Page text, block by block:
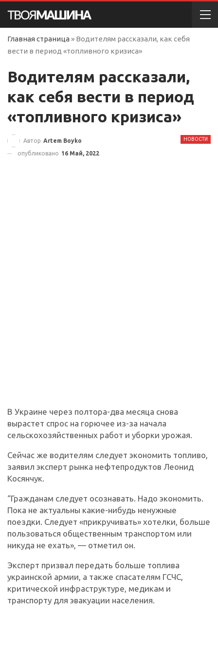
Главная страница » Водителям рассказали, как себя
вести в период «топливного кризиса»
Водителям рассказали,
как себя вести в период
«топливного кризиса»
НОВОСТИ
Автор Artem Boyko
опубликовано 16 Май, 2022
В Украине через полтора-два месяца снова
вырастет спрос на горючее из-за начала
сельскохозяйственных работ и уборки урожая.
Сейчас же водителям следует экономить топливо,
заявил эксперт рынка нефтепродуктов Леонид
Косянчук.
“Гражданам следует осознавать. Надо экономить.
Пока не актуальны какие-нибудь ненужные
поездки. Следует «прикручивать» хотелки, больше
пользоваться общественным транспортом или
никуда не ехать», — отметил он.
Эксперт призвал передать больше топлива
украинской армии, а также спасателям ГСЧС,
критической инфраструктуре, медикам и
транспорту для эвакуации населения.